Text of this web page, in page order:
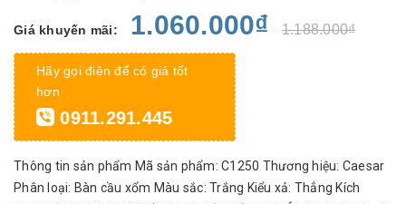
Giá khuyến mãi: 1.060.000₫ 1.188.000₫
Hãy gọi điện để có giá tốt
hơn
0911.291.445
Thông tin sản phẩm Mã sản phẩm: C1250 Thương hiệu: Caesar
Phân loại: Bàn cầu xổm Màu sắc: Trắng Kiểu xả: Thẳng Kích